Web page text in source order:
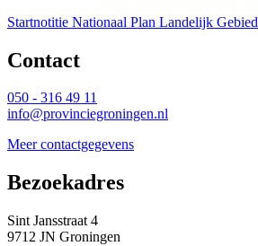
Startnotitie Nationaal Plan Landelijk Gebied
Contact
050 - 316 49 11
info@provinciegroningen.nl
Meer contactgegevens
Bezoekadres
Sint Jansstraat 4
9712 JN Groningen